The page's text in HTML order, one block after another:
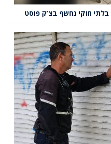
בלתי חוקי נחשף בצ’ק פוסט